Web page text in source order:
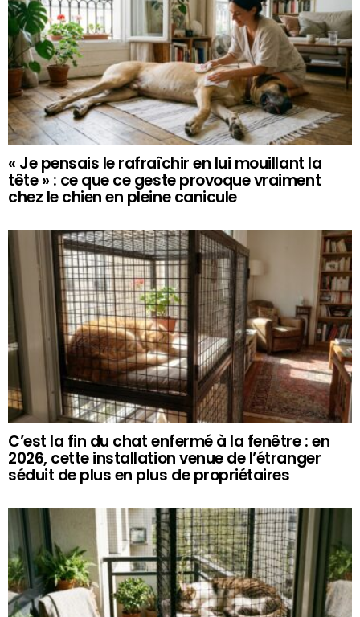
« Je pensais le rafraîchir en lui mouillant la
tête » : ce que ce geste provoque vraiment
chez le chien en pleine canicule
C’est la fin du chat enfermé à la fenêtre : en
2026, cette installation venue de l’étranger
séduit de plus en plus de propriétaires